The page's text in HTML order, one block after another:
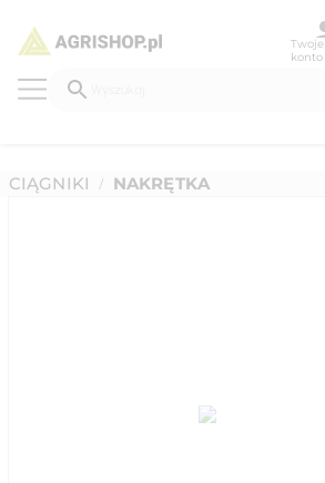
Twoje
konto
CIĄGNIKI / NAKRĘTKA